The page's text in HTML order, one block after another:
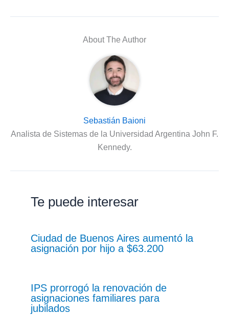
About The Author
Sebastián Baioni
Analista de Sistemas de la Universidad Argentina John F.
Kennedy.
Te puede interesar
Ciudad de Buenos Aires aumentó la
asignación por hijo a $63.200
IPS prorrogó la renovación de
asignaciones familiares para
jubilados